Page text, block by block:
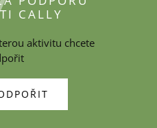
CALLY
aktivitu chcete